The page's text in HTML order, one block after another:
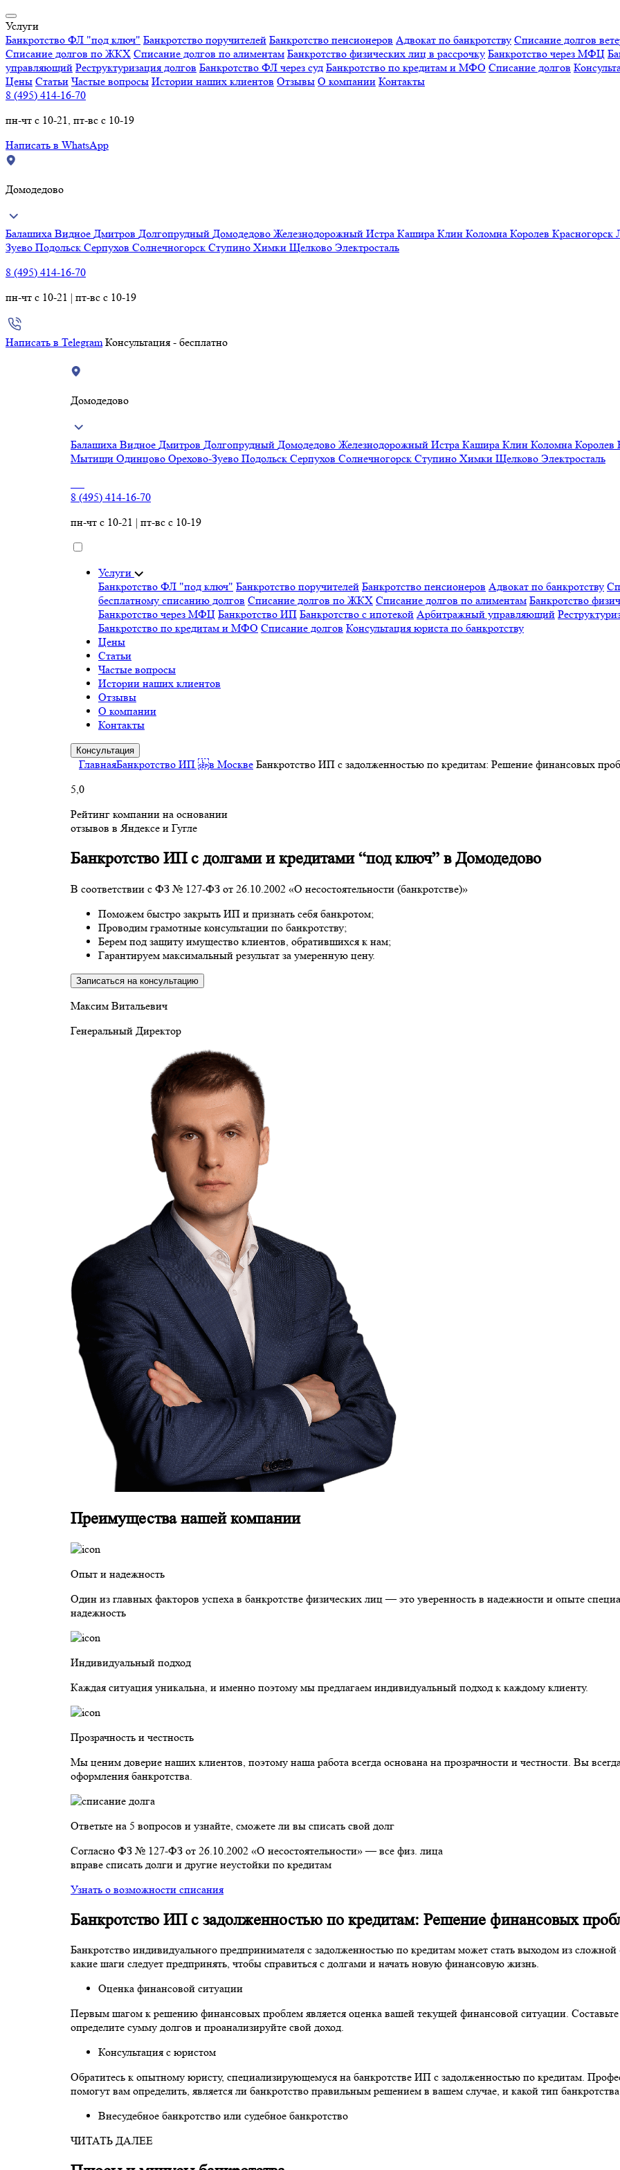
Услуги
Банкротство ФЛ "под ключ" Банкротство поручителей Банкротство пенсионеров Адвокат по банкротству Списание долгов
Списание долгов по ЖКХ Списание долгов по алиментам Банкротство физических лиц в рассрочку Банкротство через МФЦ
управляющий Реструктуризация долгов Банкротство ФЛ через суд Банкротство по кредитам и МФО Списание долгов
Цены Статьи Частые вопросы Истории наших клиентов Отзывы О компании Контакты
8 (495) 414-16-70
пн-чт с 10-21, пт-вс с 10-19
Написать в WhatsApp
Домодедово
Балашиха Видное Дмитров Долгопрудный Домодедово Железнодорожный Истра Кашира Клин Коломна Королев Красногорск
Зуево Подольск Серпухов Солнечногорск Ступино Химки Щелково Электросталь
8 (495) 414-16-70
пн-чт с 10-21 | пт-вс с 10-19
Написать в Telegram Консультация - бесплатно
Домодедово
Балашиха Видное Дмитров Долгопрудный Домодедово Железнодорожный Истра Кашира Клин Коломна Королев
Мытищи Одинцово Орехово-Зуево Подольск Серпухов Солнечногорск Ступино Химки Щелково Электросталь
8 (495) 414-16-70
пн-чт с 10-21 | пт-вс с 10-19
Услуги
Банкротство ФЛ "под ключ" Банкротство поручителей Банкротство пенсионеров Адвокат по банкротству
бесплатному списанию долгов Списание долгов по ЖКХ Списание долгов по алиментам Банкротство
Банкротство через МФЦ Банкротство ИП Банкротство с ипотекой Арбитражный управляющий
Банкротство по кредитам и МФО Списание долгов Консультация юриста по банкротству
Цены
Статьи
Частые вопросы
Истории наших клиентов
Отзывы
О компании
Контакты
Консультация
ГлавнаяБанкротство ИП в Москве Банкротство ИП с задолженностью по кредитам: Решение финансовых
5,0
Рейтинг компании на основании
отзывов в Яндексе и Гугле
Банкротство ИП с долгами и кредитами “под ключ” в Домодедово
В соответствии с ФЗ № 127-ФЗ от 26.10.2002 «О несостоятельности (банкротстве)»
Поможем быстро закрыть ИП и признать себя банкротом;
Проводим грамотные консультации по банкротству;
Берем под защиту имущество клиентов, обратившихся к нам;
Гарантируем максимальный результат за умеренную цену.
Записаться на консультацию
Максим Витальевич
Генеральный Директор
Преимущества нашей компании
Опыт и надежность
Один из главных факторов успеха в банкротстве физических лиц — это уверенность в надежности и опыте
надежность
Индивидуальный подход
Каждая ситуация уникальна, и именно поэтому мы предлагаем индивидуальный подход к каждому клиенту.
Прозрачность и честность
Мы ценим доверие наших клиентов, поэтому наша работа всегда основана на прозрачности и честности. Вы
оформления банкротства.
Ответьте на 5 вопросов и узнайте, сможете ли вы списать свой долг
Согласно ФЗ № 127-ФЗ от 26.10.2002 «О несостоятельности» — все физ. лица
вправе списать долги и другие неустойки по кредитам
Узнать о возможности списания
Банкротство ИП с задолженностью по кредитам: Решение финансовых
Банкротство индивидуального предпринимателя с задолженностью по кредитам может стать выходом из
какие шаги следует предпринять, чтобы справиться с долгами и начать новую финансовую жизнь.
Оценка финансовой ситуации
Первым шагом к решению финансовых проблем является оценка вашей текущей финансовой ситуации. Составьте
определите сумму долгов и проанализируйте свой доход.
Консультация с юристом
Обратитесь к опытному юристу, специализирующемуся на банкротстве ИП с задолженностью по кредитам.
помогут вам определить, является ли банкротство правильным решением в вашем случае, и какой тип
Внесудебное банкротство или судебное банкротство
ЧИТАТЬ ДАЛЕЕ